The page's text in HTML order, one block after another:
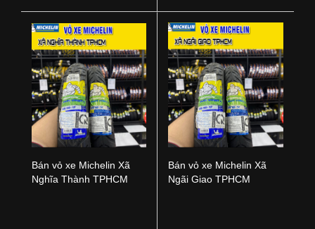
Bán vỏ xe Michelin Xã
Nghĩa Thành TPHCM
Bán vỏ xe Michelin Xã
Ngãi Giao TPHCM